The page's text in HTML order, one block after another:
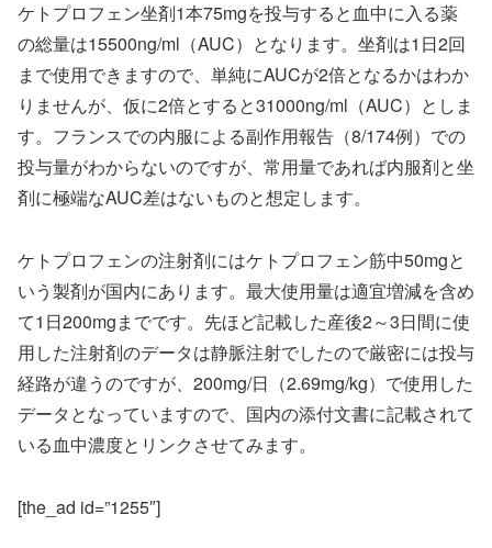
ケトプロフェン坐剤1本75mgを投与すると血中に入る薬
の総量は15500ng/ml（AUC）となります。坐剤は1日2回
まで使用できますので、単純にAUCが2倍となるかはわか
りませんが、仮に2倍とすると31000ng/ml（AUC）としま
す。フランスでの内服による副作用報告（8/174例）での
投与量がわからないのですが、常用量であれば内服剤と坐
剤に極端なAUC差はないものと想定します。
ケトプロフェンの注射剤にはケトプロフェン筋中50mgと
いう製剤が国内にあります。最大使用量は適宜増減を含め
て1日200mgまでです。先ほど記載した産後2～3日間に使
用した注射剤のデータは静脈注射でしたので厳密には投与
経路が違うのですが、200mg/日（2.69mg/kg）で使用した
データとなっていますので、国内の添付文書に記載されて
いる血中濃度とリンクさせてみます。
[the_ad id=”1255″]